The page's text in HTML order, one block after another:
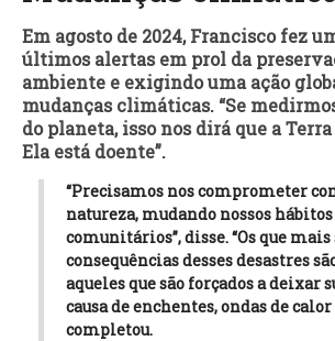
Em agosto de 2024, Francisco fez
últimos alertas em prol da
ambiente e exigindo uma ação
mudanças climáticas. “Se
do planeta, isso nos dirá que a
Ela está doente”.
“Precisamos nos comprometer
natureza, mudando nossos hábitos
comunitários”, disse. “Os que
consequências desses desastres
aqueles que são forçados a deixar
causa de enchentes, ondas de calor
completou.